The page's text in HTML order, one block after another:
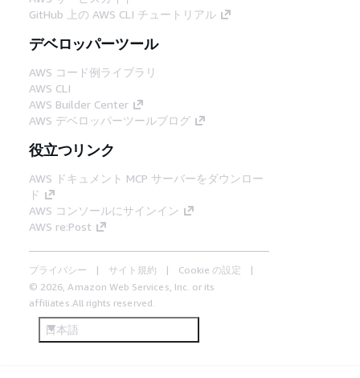
GitHub 上の AWS CLI チュートリアル
デベロッパーツール
AWS コード例ライブラリ
AWS CLI
AWS Builder Center
AWS デベロッパーツールブログ
役立つリンク
AWS ドキュメント MCP サーバーをダウンロー
ド
AWS コンソールにサインイン
AWS re:Post
プライバシー サイト規約
Cookie の設定
© 2026, Amazon Web Services, Inc. or its
affiliates.All rights reserved.
日本語